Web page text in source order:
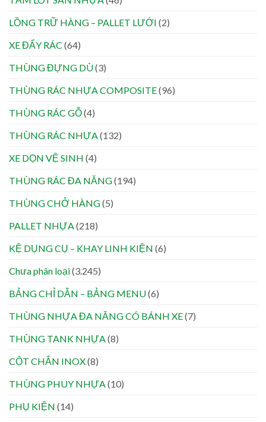
LỒNG TRỮ HÀNG – PALLET LƯỚI (2)
XE ĐẨY RÁC (64)
THÙNG ĐỰNG DÙ(3)
THÙNG RÁC NHỰA COMPOSITE(96)
THÙNG RÁC GỖ(4)
THÙNG RÁC NHỰA (132)
XE DỌN VỆ SINH (4)
THÙNG RÁC ĐA NĂNG(194)
THÙNG CHỞ HÀNG(5)
PALLET NHỰA (218)
KỆ DỤNG CỤ – KHAY LINH KIỆN (6)
Chưa phân loại(3.245)
BẢNG CHỈ DẪN – BẢNG MENU(6)
THÙNG NHỰA ĐA NĂNG CÓ BÁNH XE(7)
THÙNG TANK NHỰA (8)
CỘT CHẮN INOX(8)
THÙNG PHUY NHỰA (10)
PHỤ KIỆN (14)